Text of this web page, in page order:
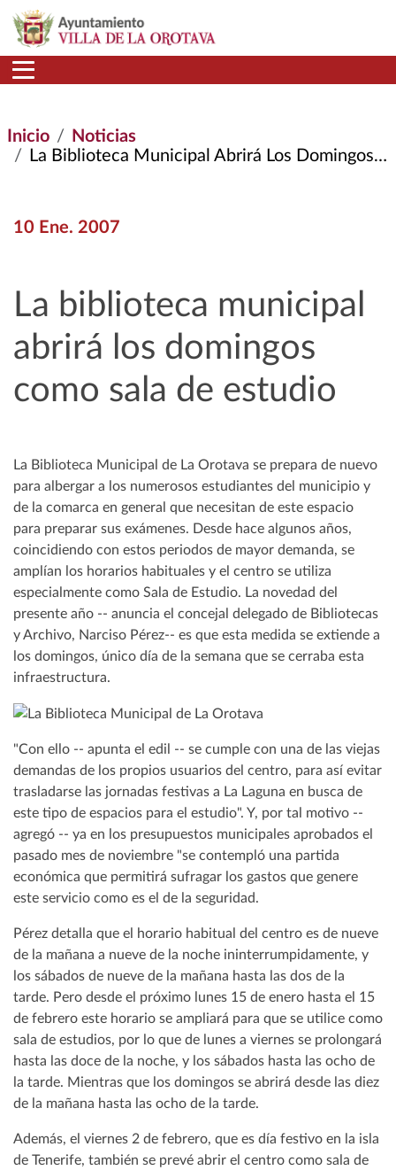
Pasar al contenido principal
Inicio
Noticias
La Biblioteca Municipal Abrirá Los Domingos Como Sala de Estudio
10 Ene. 2007
La biblioteca municipal
abrirá los domingos
como sala de estudio
La Biblioteca Municipal de La Orotava se prepara de nuevo
para albergar a los numerosos estudiantes del municipio y
de la comarca en general que necesitan de este espacio
para preparar sus exámenes. Desde hace algunos años,
coincidiendo con estos periodos de mayor demanda, se
amplían los horarios habituales y el centro se utiliza
especialmente como Sala de Estudio. La novedad del
presente año -- anuncia el concejal delegado de Bibliotecas
y Archivo, Narciso Pérez-- es que esta medida se extiende a
los domingos, único día de la semana que se cerraba esta
infraestructura.
"Con ello -- apunta el edil -- se cumple con una de las viejas
demandas de los propios usuarios del centro, para así evitar
trasladarse las jornadas festivas a La Laguna en busca de
este tipo de espacios para el estudio". Y, por tal motivo --
agregó -- ya en los presupuestos municipales aprobados el
pasado mes de noviembre "se contempló una partida
económica que permitirá sufragar los gastos que genere
este servicio como es el de la seguridad.
Pérez detalla que el horario habitual del centro es de nueve
de la mañana a nueve de la noche ininterrumpidamente, y
los sábados de nueve de la mañana hasta las dos de la
tarde. Pero desde el próximo lunes 15 de enero hasta el 15
de febrero este horario se ampliará para que se utilice como
sala de estudios, por lo que de lunes a viernes se prolongará
hasta las doce de la noche, y los sábados hasta las ocho de
la tarde. Mientras que los domingos se abrirá desde las diez
de la mañana hasta las ocho de la tarde.
Además, el viernes 2 de febrero, que es día festivo en la isla
de Tenerife, también se prevé abrir el centro como sala de